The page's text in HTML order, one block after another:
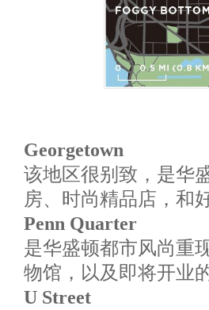
Georgetown
该地区很别致，是华
房、时尚精品店，和
Penn Quarter
是华盛顿都市风尚重
物馆，以及即将开业
U Street